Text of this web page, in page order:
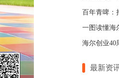
一图读懂海
最新资